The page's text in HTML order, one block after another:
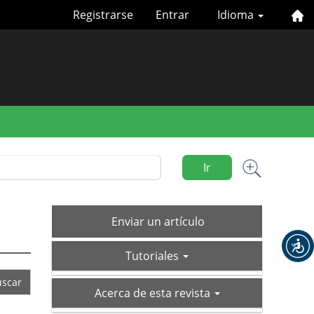
Idioma
Registrarse Entrar
Ir
Enviar
un
Enviar un artículo
Tutoriales
acerca-Acerca de esta revista